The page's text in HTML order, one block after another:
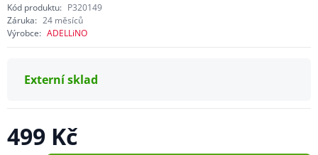
Kód produktu: P320149
Záruka: 24 měsíců
Výrobce: ADELLiNO
Externí sklad
499 Kč